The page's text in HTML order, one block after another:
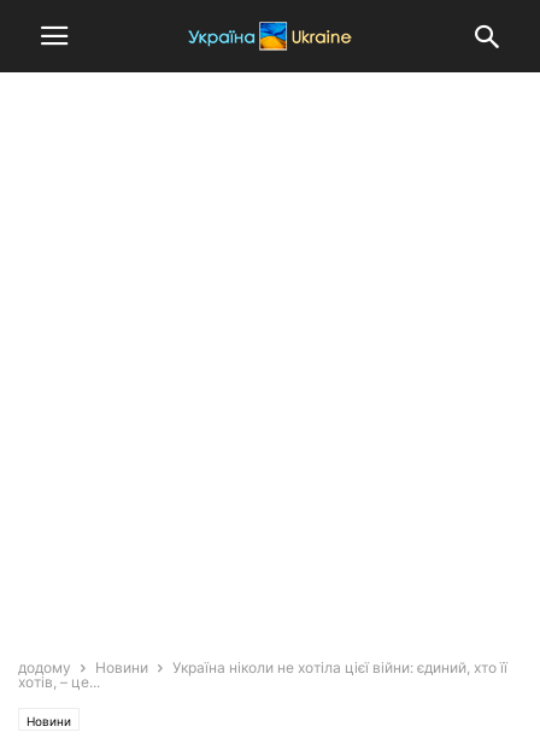
додому Новини
Україна ніколи не хотіла цієї війни: єдиний, хто її
хотів, – це...
Новини